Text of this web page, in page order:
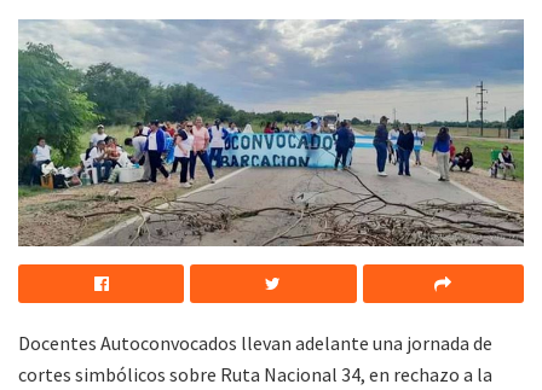
Docentes Autoconvocados llevan adelante una jornada de
cortes simbólicos sobre Ruta Nacional 34, en rechazo a la